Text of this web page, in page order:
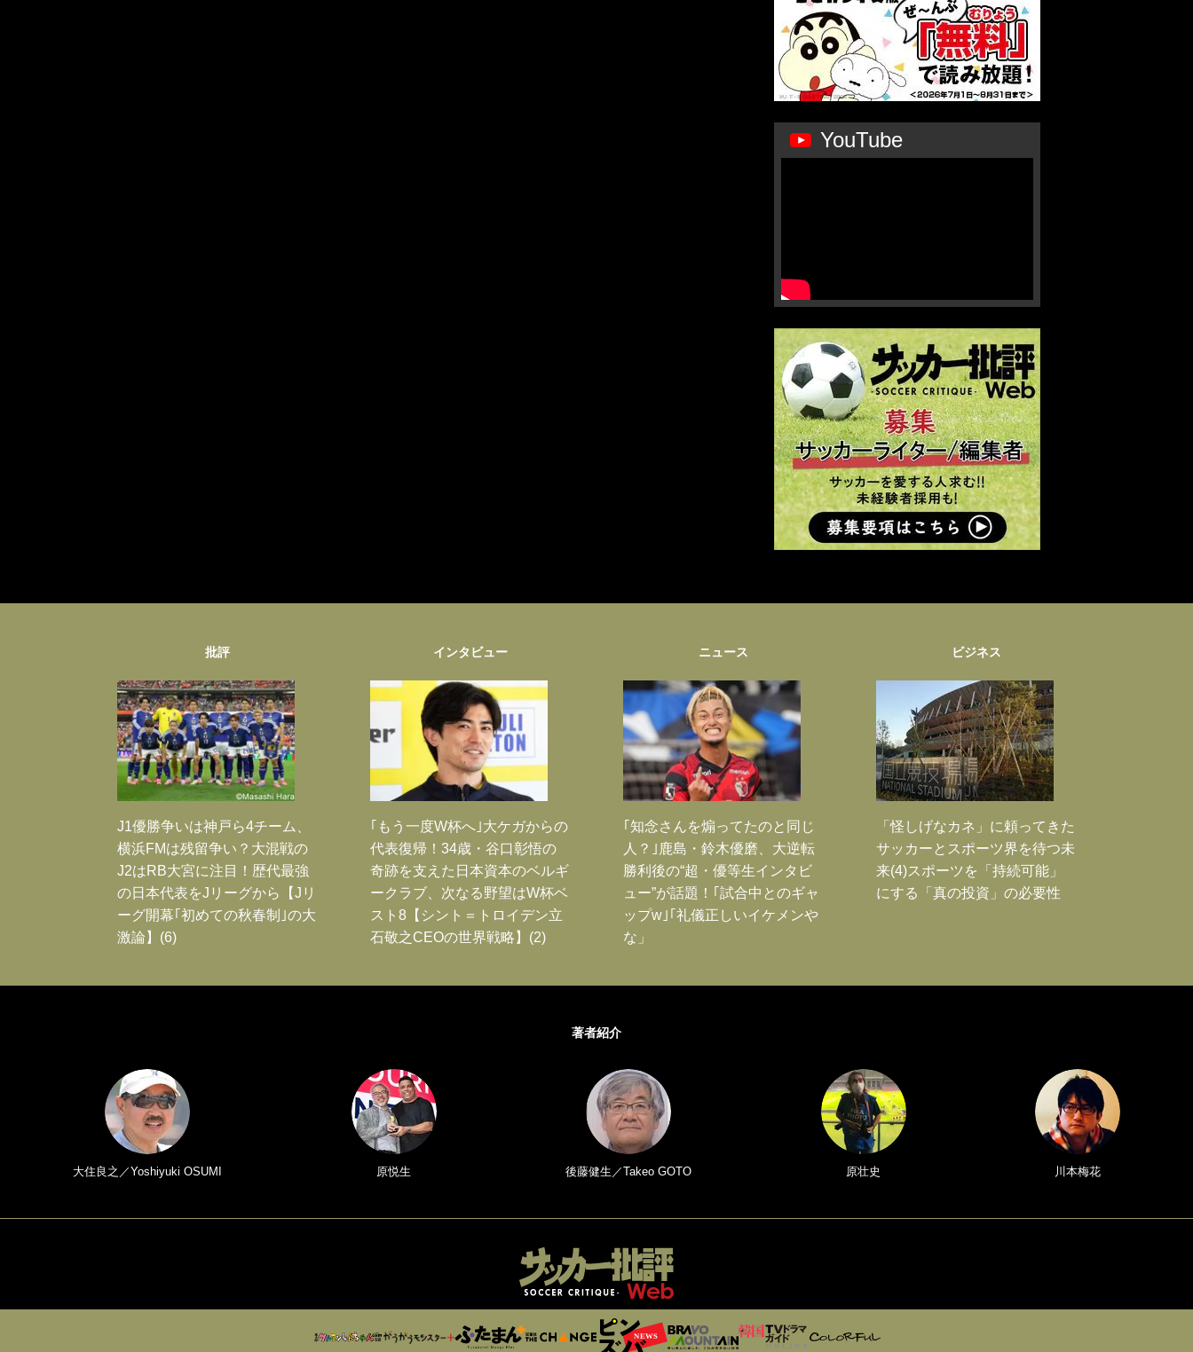
YouTube
批評
J1優勝争いは神戸ら4チーム、
横浜FMは残留争い？大混戦の
J2はRB大宮に注目！歴代最強
の日本代表をJリーグから【Jリ
ーグ開幕｢初めての秋春制｣の大
激論】(6)
インタビュー
｢もう一度W杯へ｣大ケガからの
代表復帰！34歳・谷口彰悟の
奇跡を支えた日本資本のベルギ
ークラブ、次なる野望はW杯ベ
スト8【シント＝トロイデン立
石敬之CEOの世界戦略】(2)
ニュース
｢知念さんを煽ってたのと同じ
人？｣鹿島・鈴木優磨、大逆転
勝利後の“超・優等生インタビ
ュー”が話題！｢試合中とのギャ
ップw｣｢礼儀正しいイケメンや
な」
ビジネス
「怪しげなカネ」に頼ってきた
サッカーとスポーツ界を待つ未
来(4)スポーツを「持続可能」
にする「真の投資」の必要性
著者紹介
大住良之／Yoshiyuki OSUMI 原悦生 後藤健生／Takeo GOTO 原壮史 川本梅花